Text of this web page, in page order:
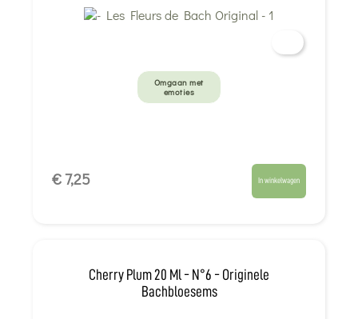
Omgaan met
emoties
€ 7,25 In winkelwagen
Cherry Plum 20 Ml - N°6 - Originele
Bachbloesems